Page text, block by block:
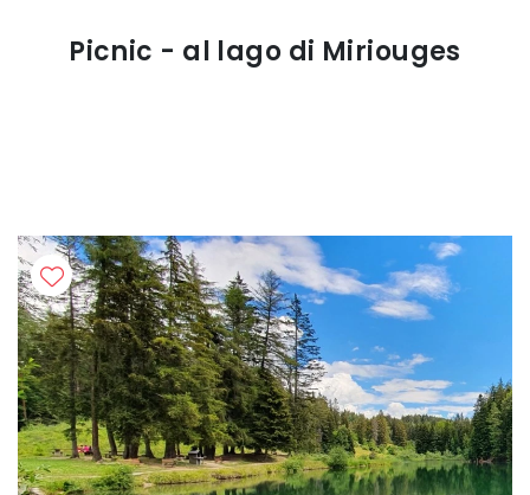
Picnic - al lago di Miriouges